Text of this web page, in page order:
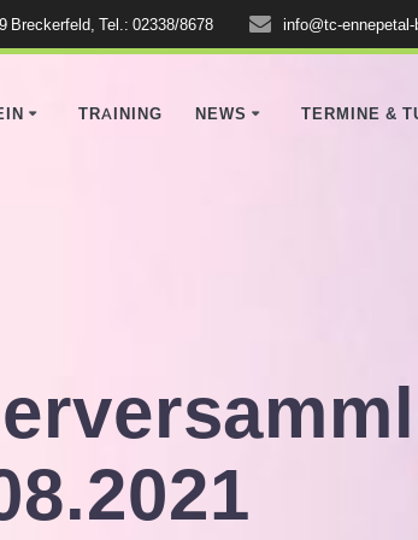
Breckerfeld, Tel.: 02338/8678 info@tc-
TRAINING NEWS TERMINE &